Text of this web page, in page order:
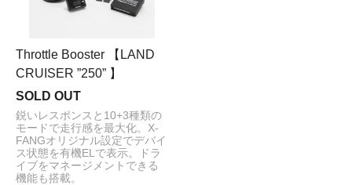
Throttle Booster 【LAND
CRUISER ”250” 】
SOLD OUT
鋭いレスポンスと10+3種類の
モードで走行感を最大化。X-
FANGオリジナル設定でデバイ
ス状態を有機ELで表示。ドラ
イブをマネージメントできる
機能も搭載。